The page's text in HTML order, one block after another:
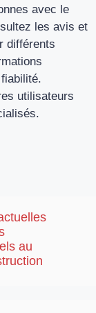
avec le
les avis et
différents
utilisateurs
au